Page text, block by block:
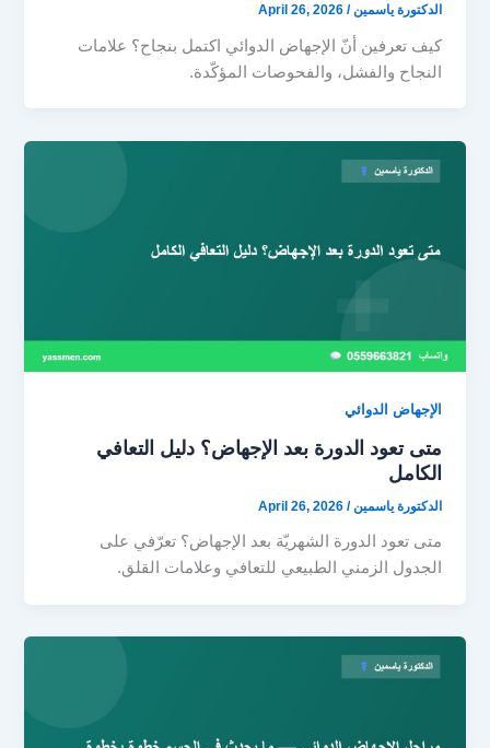
الدكتورة ياسمين/
April 26, 2026
كيف تعرفين أنّ الإجهاض الدوائي اكتمل بنجاح؟ علامات
النجاح والفشل، والفحوصات المؤكّدة.
الإجهاض الدوائي
متى تعود الدورة بعد الإجهاض؟ دليل التعافي
الكامل
الدكتورة ياسمين/
April 26, 2026
متى تعود الدورة الشهريّة بعد الإجهاض؟ تعرّفي على
الجدول الزمني الطبيعي للتعافي وعلامات القلق.